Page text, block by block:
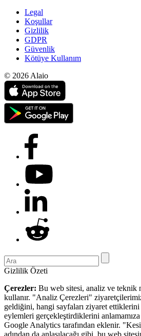
Legal
Koşullar
Gizlilik
GDPR
Güvenlik
Kötüye Kullanım
© 2026 Alaio
Gizlilik Özeti
Çerezler: Bu web sitesi, analiz ve teknik
kullanır. "Analiz Çerezleri"
geldiğini, hangi sayfaları ziyaret
eylemleri gerçekleştirdiklerini
Google Analytics tarafından eklenir.